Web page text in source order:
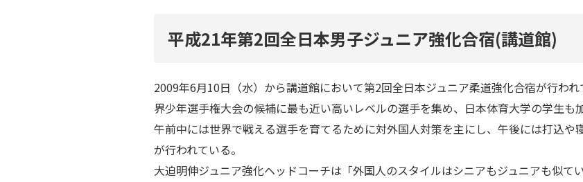
平成21年第2回全日本男子ジュニア強化合宿(講道館)
2009年6月10日（水）から講道館において第2回全日本ジュニア柔道強化合宿が行わ
界少年選手権大会の候補に最も近い高いレベルの選手を集め、日本体育大学の学生も
午前中には世界で戦える選手を育てるために対外国人対策を主にし、午後には打込や
が行われている。
大迫明伸ジュニア強化ヘッドコーチは「外国人のスタイルはシニアもジュニアも似て